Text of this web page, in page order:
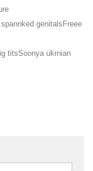
genitalsFreee
titsSoonya ukrnian